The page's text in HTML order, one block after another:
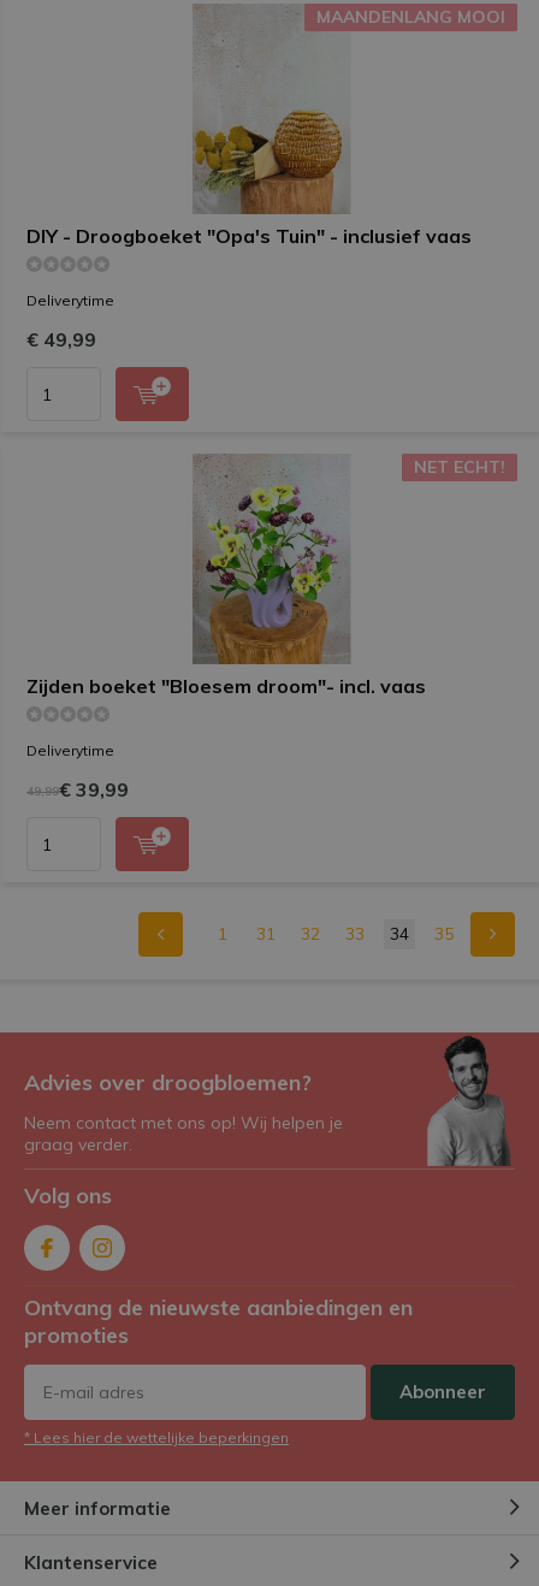
DIY - Droogboeket "Opa's Tuin" - inclusief vaas
Deliverytime
MAANDENLANG MOOI
€ 49,99
MAANDENLANG MOOI
Zijden boeket "Bloesem droom"- incl. vaas
Deliverytime
NET ECHT!
49,99€ 39,99
NET ECHT!
1 31 32 33 34 35
Advies over droogbloemen?
Neem contact met ons op! Wij helpen je
graag verder.
Volg ons
Ontvang de nieuwste aanbiedingen en
promoties
Abonneer
* Lees hier de wettelijke beperkingen
Meer informatie
Klantenservice